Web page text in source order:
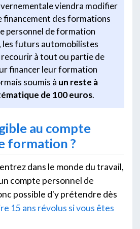
viendra modifier
financement des formations
personnel de formation
les futurs automobilistes
à tout ou partie de
financer leur formation
soumis à un reste à
de 100 euros.
au compte
formation ?
dans le monde du travail,
compte personnel de
possible d'y prétendre dès
15 ans révolus si vous êtes